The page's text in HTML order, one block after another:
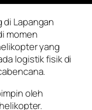
Lapangan
momen
yang
logistik fisik di
oleh